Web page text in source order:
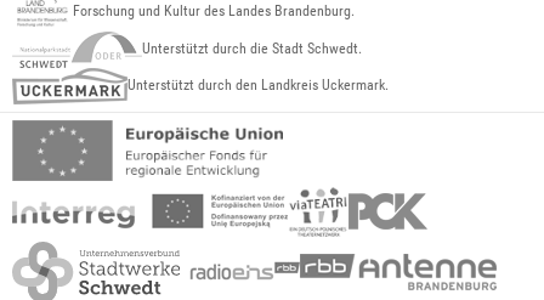
Forschung und Kultur des Landes Brandenburg.
Unterstützt durch die Stadt Schwedt.
Unterstützt durch den Landkreis Uckermark.